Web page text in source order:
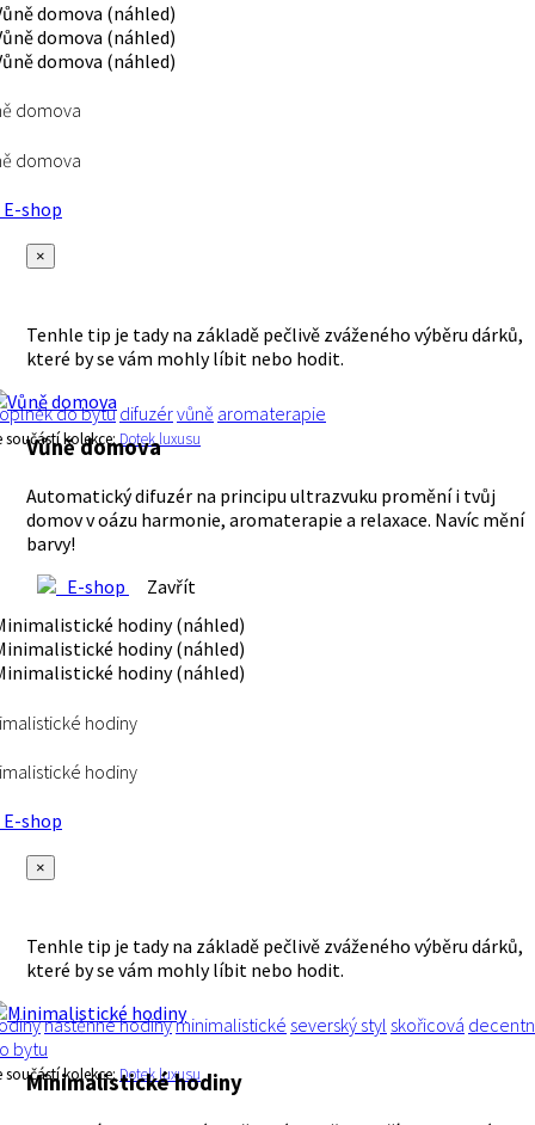
domova
domova
shop
×
Tenhle tip je tady na základě pečlivě zváženého výběru dárků,
které by se vám mohly líbit nebo hodit.
do bytu difuzérvůně aromaterapie
součástí kolekce:Dotek luxusu
Vůně domova
Automatický difuzér na principu ultrazvuku promění i tvůj
domov v oázu harmonie, aromaterapie a relaxace. Navíc mění
barvy!
E-shop
Zavřít
hodiny
hodiny
shop
×
Tenhle tip je tady na základě pečlivě zváženého výběru dárků,
které by se vám mohly líbit nebo hodit.
nástěnné hodinyminimalistické severský styl skořicová
bytu
součástí kolekce:Dotek luxusu
Minimalistické hodiny